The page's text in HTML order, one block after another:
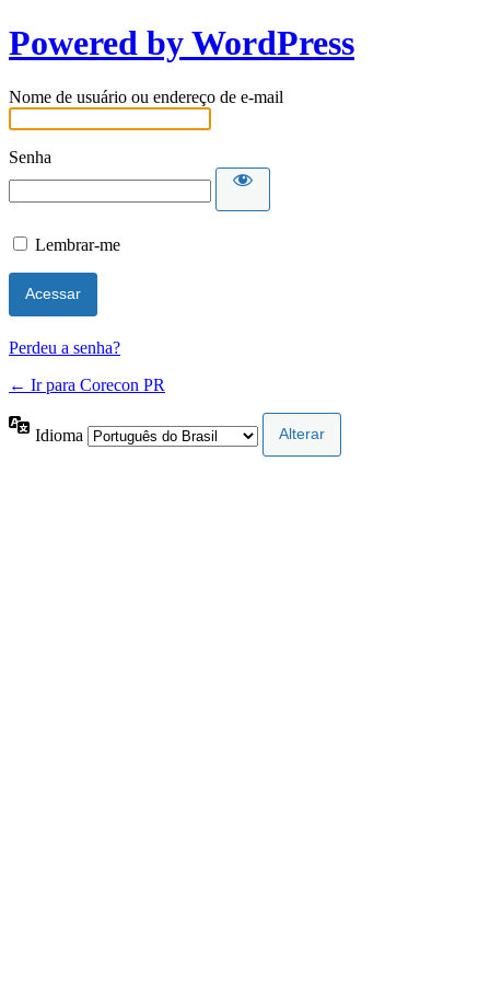
Powered by WordPress
Nome de usuário ou endereço de e-mail
Senha
Lembrar-me
Perdeu a senha?
← Ir para Corecon PR
Idioma